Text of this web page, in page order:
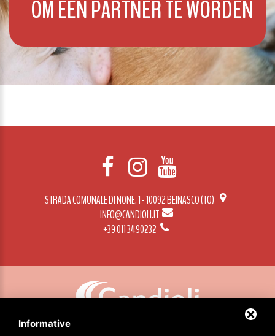
OM EEN PARTNER TE WORDEN
STRADA COMUNALE DI NONE, 1 - 10092 BEINASCO (TO)
INFO@CANDIOLI.IT
+39 011 3490232
Informative